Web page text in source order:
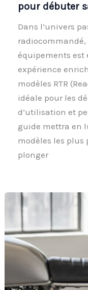
pour débuter
Dans l’univers
radiocommandé,
équipements est
expérience
modèles RTR
idéale pour les
d’utilisation et
guide mettra en
modèles les
plonger